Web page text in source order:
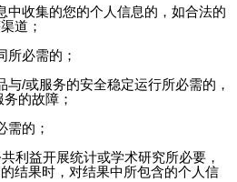
中收集的您的个人信息的，如合法的
道；
所必需的；
与/或服务的安全稳定运行所必需的，
的故障；
需的；
利益开展统计或学术研究所必要，
结果时，对结果中所包含的个人信